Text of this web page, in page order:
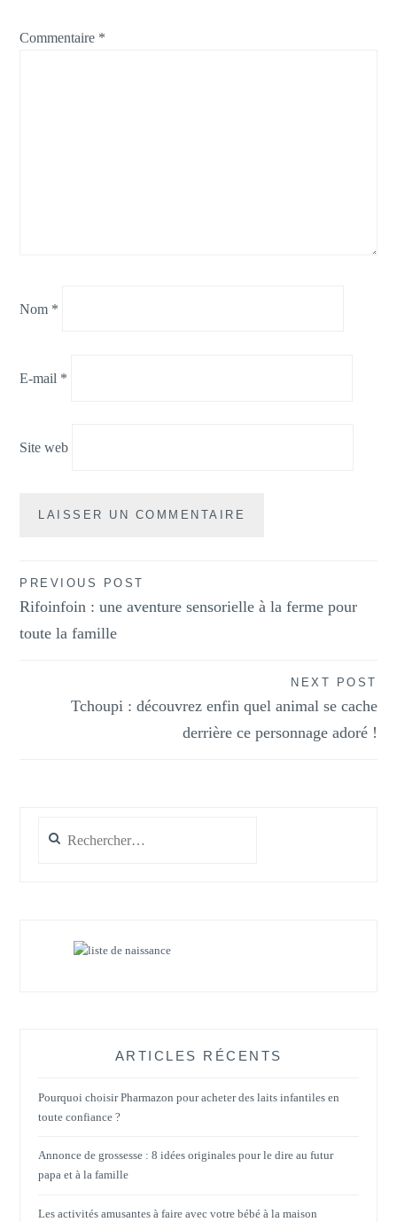
Commentaire *
Nom *
E-mail *
Site web
Navigation
de
PREVIOUS POST
Rifoinfoin : une aventure sensorielle à la ferme pour
toute la famille
NEXT POST
Tchoupi : découvrez enfin quel animal se cache
derrière ce personnage adoré !
ARTICLES RÉCENTS
Pourquoi choisir Pharmazon pour acheter des laits infantiles en
toute confiance ?
Annonce de grossesse : 8 idées originales pour le dire au futur
papa et à la famille
Les activités amusantes à faire avec votre bébé à la maison